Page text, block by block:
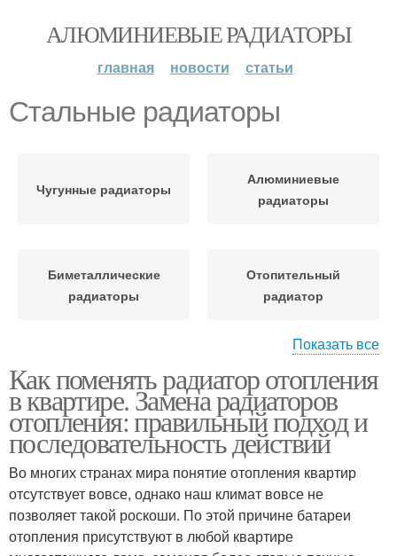
АЛЮМИНИЕВЫЕ РАДИАТОРЫ
главная новости статьи
Стальные радиаторы
Чугунные радиаторы
Алюминиевые
радиаторы
Биметаллические
радиаторы
Отопительный
радиатор
Радиаторы из чугуна
алюминия
Биметаллический
радиатор
Радиаторы по окнам
Показать все
Как поменять радиатор отопления
в квартире. Замена радиаторов
отопления: правильный подход и
последовательность действий
Во многих странах мира понятие отопления квартир
отсутствует вовсе, однако наш климат вовсе не
позволяет такой роскоши. По этой причине батареи
отопления присутствуют в любой квартире